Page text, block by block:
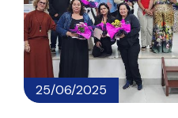
25/06/2025